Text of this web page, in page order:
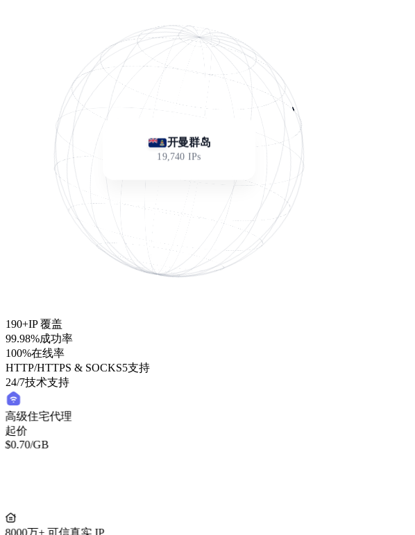
开曼群岛
19,740 IPs
190+IP 覆盖
99.98%成功率
100%在线率
HTTP/HTTPS & SOCKS5支持
24/7技术支持
高级住宅代理
起价
$0.70/GB
8000万+ 可信真实 IP